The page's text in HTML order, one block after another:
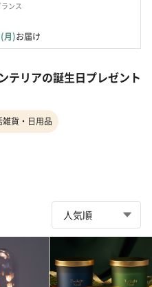
ンス
月)お届け
テリアの誕生日プレゼント
雑貨・日用品